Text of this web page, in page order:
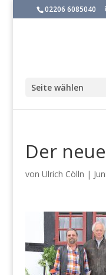
02206 6085040
Seite wählen
Der
von Ulrich Cölln |